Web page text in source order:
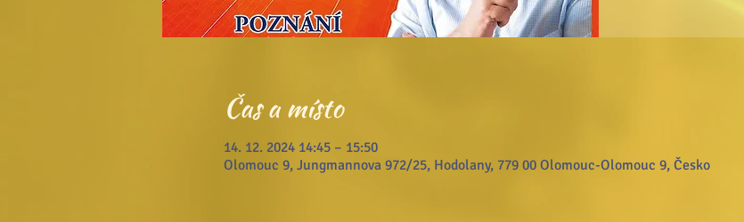
Čas a místo
14. 12. 2024 14:45 – 15:50
Olomouc 9, Jungmannova 972/25, Hodolany, 779 00 Olomouc-Olomouc 9, Česko